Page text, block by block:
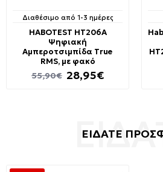
Διαθέσιμο από 1-3 ημέρες
HABOTEST HT206A
Ψηφιακή
Αμπεροτσιμπίδα True
RMS, με φακό
28,95€
55,90€
ΕΙΔΑΤΕ